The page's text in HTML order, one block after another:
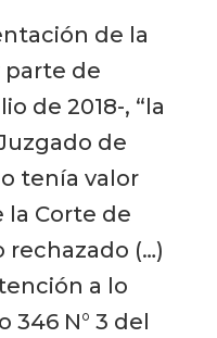
de la
de
de 2018-, “la
de
tenía valor
la Corte de
rechazado (…)
a lo
N° 3 del